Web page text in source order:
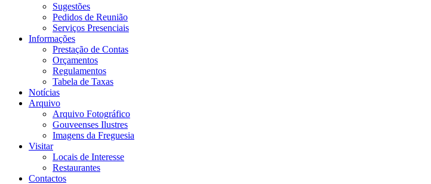
Sugestões
Pedidos de Reunião
Serviços Presenciais
Informações
Prestação de Contas
Orçamentos
Regulamentos
Tabela de Taxas
Notícias
Arquivo
Arquivo Fotográfico
Gouveenses Ilustres
Imagens da Freguesia
Visitar
Locais de Interesse
Restaurantes
Contactos